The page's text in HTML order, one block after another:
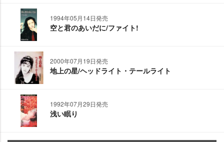
1994年05月14日発売
空と君のあいだに/ファイト!
2000年07月19日発売
地上の星/ヘッドライト・テールライト
1992年07月29日発売
浅い眠り